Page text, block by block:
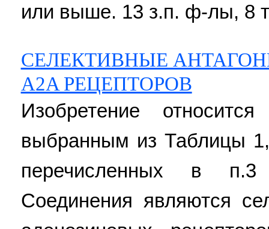
или выше. 13 з.п. ф-лы, 8
СЕЛЕКТИВНЫЕ
A2A РЕЦЕПТОРОВ
Изобретение
выбранным из Таблицы
перечисленных в п.3
Соединения являются